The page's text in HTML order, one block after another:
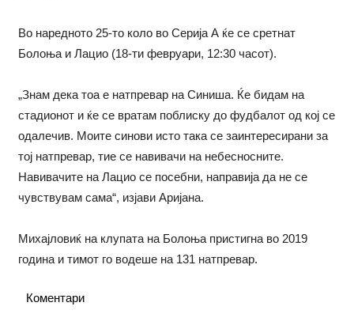
Во наредното 25-то коло во Серија А ќе се сретнат
Болоња и Лацио (18-ти февруари, 12:30 часот).
„Знам дека тоа е натпревар на Синиша. Ќе бидам на
стадионот и ќе се вратам поблиску до фудбалот од кој се
одалечив. Моите синови исто така се заинтересирани за
тој натпревар, тие се навивачи на небесносните.
Навивачите на Лацио се посебни, направија да не се
чувствувам сама“, изјави Аријана.
Михајловиќ на клупата на Болоња пристигна во 2019
година и тимот го водеше на 131 натпревар.
Коментари